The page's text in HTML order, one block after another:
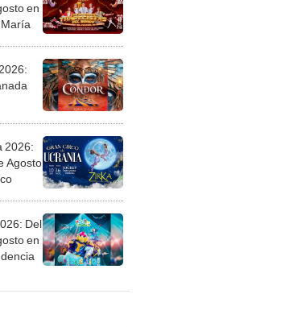
en
2026:
Agosto
Del
en